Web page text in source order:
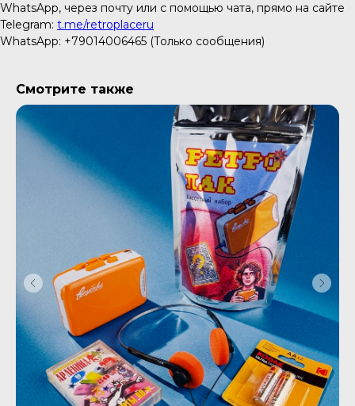
WhatsApp, через почту или с помощью чата, прямо на сайте
Telegram: t.me/retroplaceru
WhatsApp: +79014006465 (Только сообщения)
Смотрите также